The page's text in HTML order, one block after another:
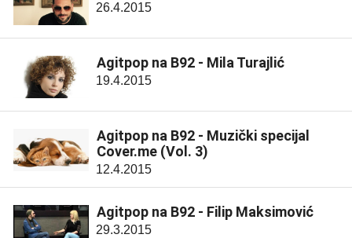
26.4.2015
Agitpop na B92 - Mila Turajlić
19.4.2015
Agitpop na B92 - Muzički specijal
Cover.me (Vol. 3)
12.4.2015
Agitpop na B92 - Filip Maksimović
29.3.2015